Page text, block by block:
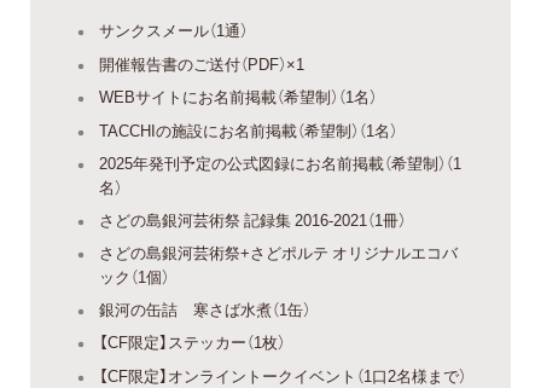
サンクスメール（1通）
開催報告書のご送付（PDF）×1
WEBサイトにお名前掲載（希望制）（1名）
TACCHIの施設にお名前掲載（希望制）（1名）
2025年発刊予定の公式図録にお名前掲載（希望制）（1
名）
さどの島銀河芸術祭 記録集 2016-2021（1冊）
さどの島銀河芸術祭+さどポルテ オリジナルエコバ
ック（1個）
銀河の缶詰 寒さば水煮（1缶）
【CF限定】ステッカー（1枚）
【CF限定】オンライントークイベント（1口2名様まで）